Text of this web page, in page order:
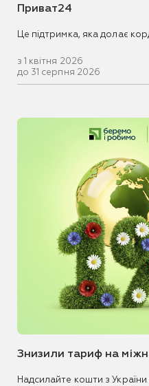
Приват24
Це підтримка, яка долає
з 1 квітня 2026
до 31 серпня 2026
Знизили тариф на
Надсилайте кошти з України